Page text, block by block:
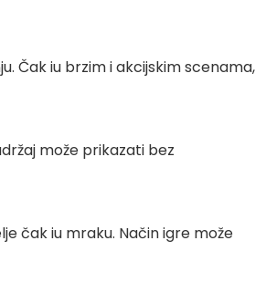
Čak iu brzim i akcijskim scenama,
može prikazati bez
čak iu mraku. Način igre može